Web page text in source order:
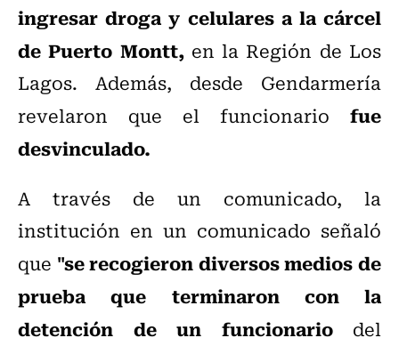
ingresar droga y celulares a la cárcel
de Puerto Montt,en la Región de Los
Lagos. Además, desde Gendarmería
revelaron que el funcionario fue
desvinculado.
A través de un comunicado, la
institución en un comunicado señaló
que "se recogieron diversos medios de
prueba que terminaron con la
detención de un funcionariodel